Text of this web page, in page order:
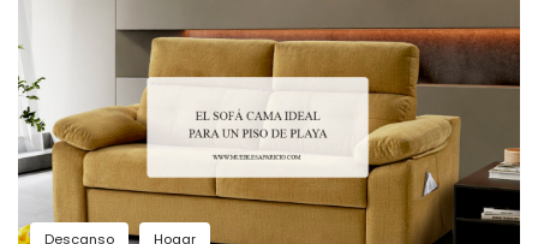
Descanso Hogar